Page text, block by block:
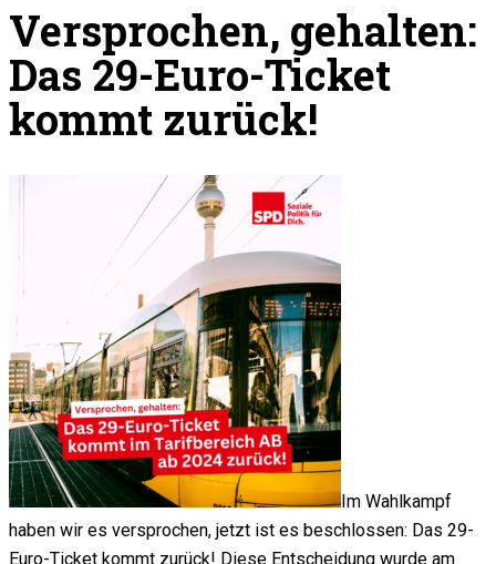
Versprochen, gehalten:
Das 29-Euro-Ticket
kommt zurück!
Im Wahlkampf
haben wir es versprochen, jetzt ist es beschlossen: Das 29-
Euro-Ticket kommt zurück! Diese Entscheidung wurde am